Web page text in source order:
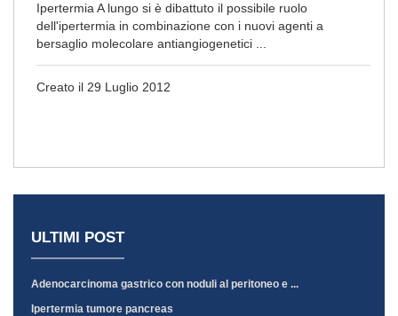
Ipertermia A lungo si è dibattuto il possibile ruolo
dell'ipertermia in combinazione con i nuovi agenti a
bersaglio molecolare antiangiogenetici ...
Creato il 29 Luglio 2012
ULTIMI POST
Adenocarcinoma gastrico con noduli al peritoneo e ...
Ipertermia tumore pancreas